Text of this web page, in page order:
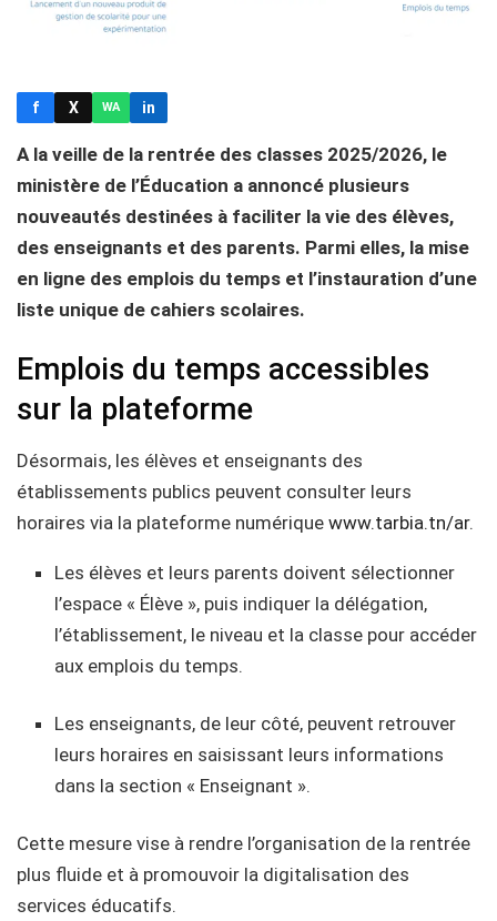
f X WA in
A la veille de la rentrée des classes 2025/2026, le
ministère de l’Éducation a annoncé plusieurs
nouveautés destinées à faciliter la vie des élèves,
des enseignants et des parents. Parmi elles, la mise
en ligne des emplois du temps et l’instauration d’une
liste unique de cahiers scolaires.
Emplois du temps accessibles
sur la plateforme
Désormais, les élèves et enseignants des
établissements publics peuvent consulter leurs
horaires via la plateforme numérique www.tarbia.tn/ar.
Les élèves et leurs parents doivent sélectionner
l’espace « Élève », puis indiquer la délégation,
l’établissement, le niveau et la classe pour accéder
aux emplois du temps.
Les enseignants, de leur côté, peuvent retrouver
leurs horaires en saisissant leurs informations
dans la section « Enseignant ».
Cette mesure vise à rendre l’organisation de la rentrée
plus fluide et à promouvoir la digitalisation des
services éducatifs.